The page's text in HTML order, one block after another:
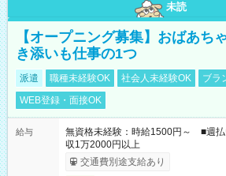
未読
【オープニング募集】おばあち
き添いも仕事の1つ
派遣 職種未経験OK 社会人未経験OK
ブラ
WEB登録・面接OK
給与
無資格未経験：時給1500円～ ■週
収1万2000円以上
交通費別途支給あり